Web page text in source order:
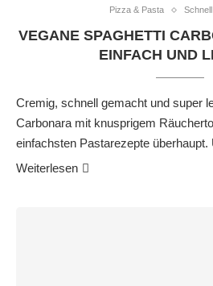
Pizza & Pasta
VEGANE SPAGHETTI
EINFACH UND
Cremig, schnell gemacht und super
Carbonara mit knusprigem
einfachsten Pastarezepte
Weiterlesen